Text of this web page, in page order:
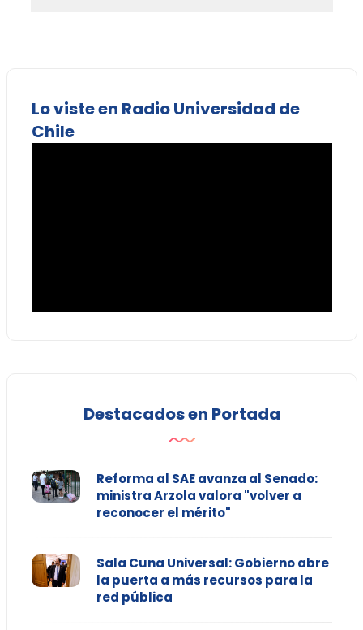
Lo viste en Radio Universidad de
Chile
Destacados en Portada
Reforma al SAE avanza al Senado:
ministra Arzola valora "volver a
reconocer el mérito"
Sala Cuna Universal: Gobierno abre
la puerta a más recursos para la
red pública